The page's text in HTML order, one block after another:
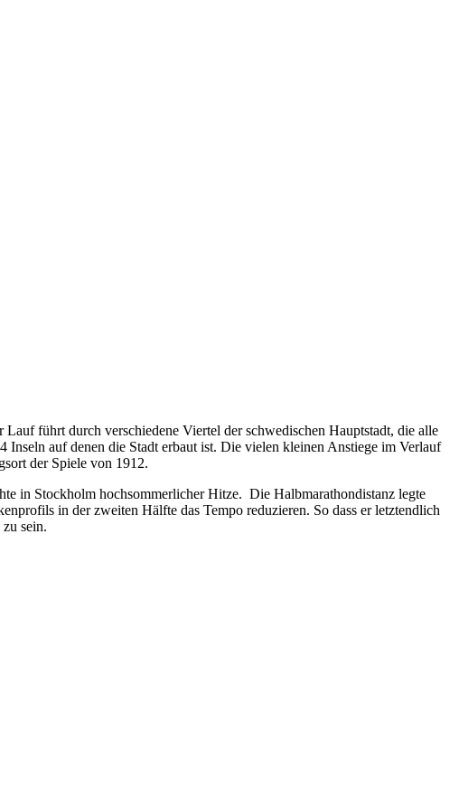
führt durch verschiedene Viertel der schwedischen Hauptstadt, die alle
Inseln auf denen die Stadt erbaut ist. Die vielen kleinen Anstiege im Verlauf
der Spiele von 1912.
in Stockholm hochsommerlicher Hitze. Die Halbmarathondistanz legte
in der zweiten Hälfte das Tempo reduzieren. So dass er letztendlich
sein.